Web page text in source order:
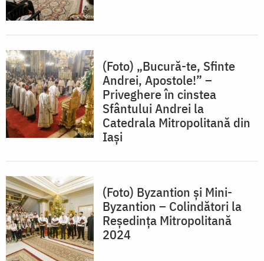
(Foto) „Bucură-te, Sfinte
Andrei, Apostole!” –
Priveghere în cinstea
Sfântului Andrei la
Catedrala Mitropolitană din
Iași
(Foto) Byzantion și Mini-
Byzantion – Colindători la
Reședința Mitropolitană
2024